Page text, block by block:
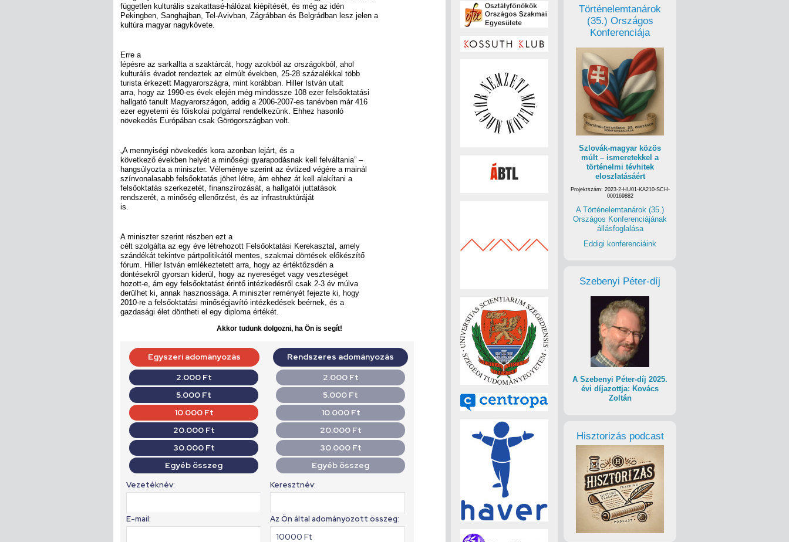
független kulturális szakattasé-hálózat kiépítését, és még az idén
Pekingben, Sanghajban, Tel-Avivban, Zágrábban és Belgrádban lesz jelen a
kultúra magyar nagykövete.
Erre a
lépésre az sarkallta a szaktárcát, hogy azokból az országokból, ahol
kulturális évadot rendeztek az elmúlt években, 25-28 százalékkal több
turista érkezett Magyarországra, mint korábban. Hiller István utalt
arra, hogy az 1990-es évek elején még mindössze 108 ezer felsőoktatási
hallgató tanult Magyarországon, addig a 2006-2007-es tanévben már 416
ezer egyetemi és főiskolai polgárral rendelkezünk. Ehhez hasonló
növekedés Európában csak Görögországban volt.
„A mennyiségi növekedés kora azonban lejárt, és a
következő években helyét a minőségi gyarapodásnak kell felváltania” –
hangsúlyozta a miniszter. Véleménye szerint az évtized végére a mainál
színvonalasabb felsőoktatás jöhet létre, ám ehhez át kell alakítani a
felsőoktatás szerkezetét, finanszírozását, a hallgatói juttatások
rendszerét, a minőség ellenőrzést, és az infrastruktúráját
is.
A miniszter szerint részben ezt a
célt szolgálta az egy éve létrehozott Felsőoktatási Kerekasztal, amely
szándékát tekintve pártpolitikától mentes, szakmai döntések előkészítő
fórum. Hiller István emlékeztetett arra, hogy az értéktőzsdén a
döntésekről gyorsan kiderül, hogy az nyereséget vagy veszteséget
hozott-e, ám egy felsőoktatást érintő intézkedésről csak 2-3 év múlva
derülhet ki, annak hasznossága. A miniszter reményét fejezte ki, hogy
2010-re a felsőoktatási minőségjavító intézkedések beérnek, és a
gazdasági élet döntheti el egy diploma értékét.
Akkor tudunk dolgozni, ha Ön is segít!
Történelemtanárok
(35.) Országos
Konferenciája
Szlovák-magyar közös
múlt – ismeretekkel a
történelmi tévhitek
eloszlatásáért
Projektszám: 2023-2-HU01-KA210-SCH-
000169882
A Történelemtanárok (35.)
Országos Konferenciájának
állásfoglalása
Eddigi konferenciáink
Szebenyi Péter-díj
A Szebenyi Péter-díj 2025.
évi díjazottja: Kovács
Zoltán
Hisztorizás podcast